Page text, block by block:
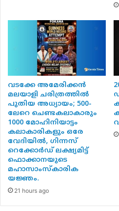
latest
വടക്കേ അമേരിക്കൻ
മലയാളി ചരിത്രത്തിൽ
പുതിയ അധ്യായം; 500-
ലേറെ ചെണ്ടകലാകാരും
1000 മോഹിനിയാട്ടം
കലാകാരികളും ഒരേ
വേദിയിൽ, ഗിന്നസ്
റെക്കോർഡ് ലക്ഷ്യമിട്ട്
ഫൊക്കാനയുടെ
മഹാസാംസ്കാരിക
യജ്ഞം.
21 hours ago